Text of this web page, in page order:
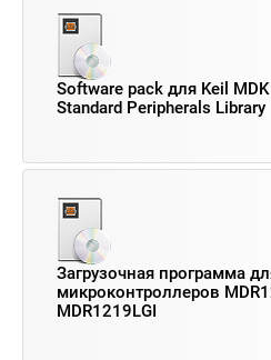
Software pack для Keil
Standard Peripherals Library
Загрузочная программа
микроконтроллеров
MDR1219LGI